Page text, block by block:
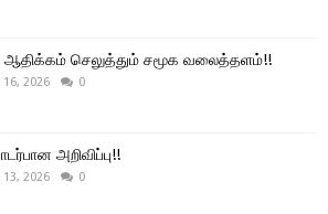
ஆதிக்கம் செலுத்தும் சமூக வலைத்தளம்!!
16, 2026 0
அறிவிப்பு!!
13, 2026 0